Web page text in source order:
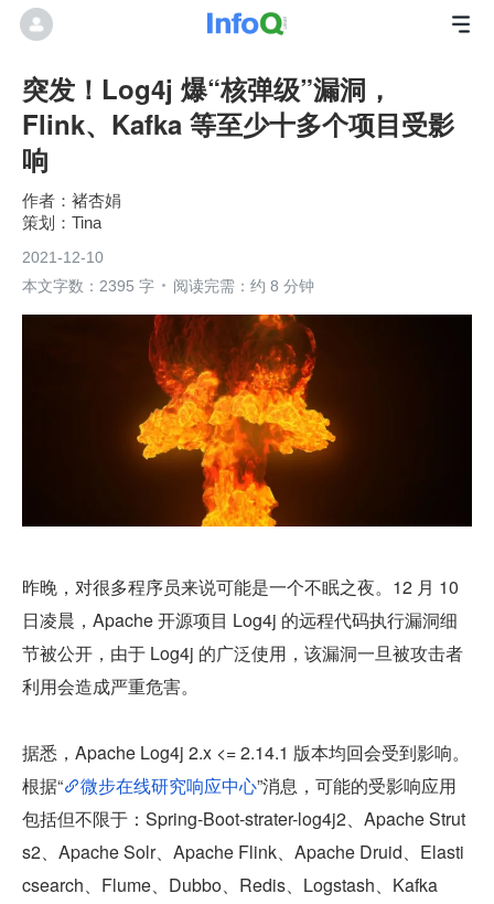
突发！Log4j 爆“核弹级”漏洞，
Flink、Kafka 等至少十多个项目受影
响
褚杏娟
Tina
2021-12-10
本文字数：2395 字
阅读完需：约 8 分钟
昨晚，对很多程序员来说可能是一个不眠之夜。12 月 10
日凌晨，Apache 开源项目 Log4j 的远程代码执行漏洞细
节被公开，由于 Log4j 的广泛使用，该漏洞一旦被攻击者
利用会造成严重危害。
据悉，Apache Log4j 2.x <= 2.14.1 版本均回会受到影响。
根据“
微步在线研究响应中心”消息，可能的受影响应用
包括但不限于：Spring-Boot-strater-log4j2、Apache Strut
s2、Apache Solr、Apache Flink、Apache Druid、Elasti
csearch、Flume、Dubbo、Redis、Logstash、Kafka